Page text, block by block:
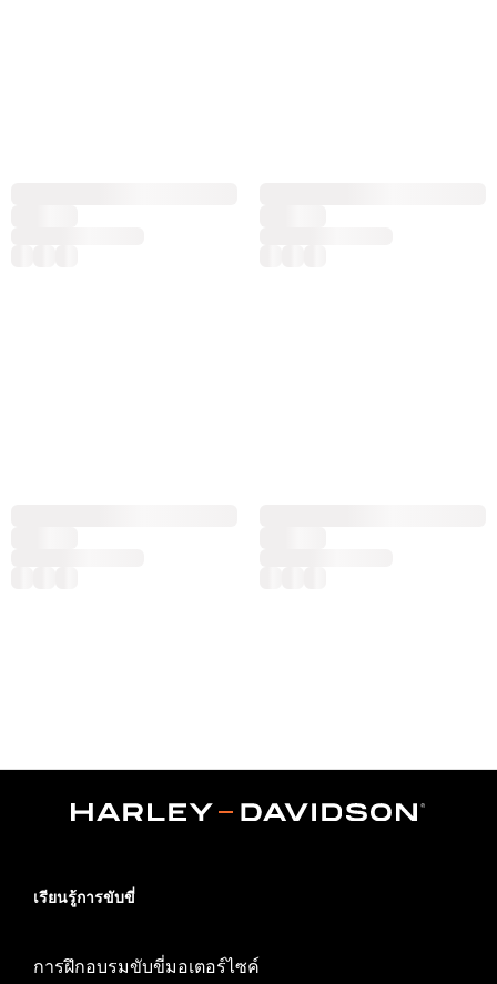
เรียนรู้การขับขี่
การฝึกอบรมขับขี่มอเตอร์ไซค์